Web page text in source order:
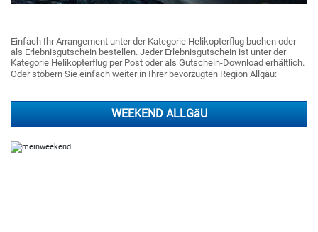
Einfach Ihr Arrangement unter der Kategorie Helikopterflug buchen oder
als Erlebnisgutschein bestellen. Jeder Erlebnisgutschein ist unter der
Kategorie Helikopterflug per Post oder als Gutschein-Download erhältlich.
Oder stöbern Sie einfach weiter in Ihrer bevorzugten Region Allgäu:
WEEKEND ALLGäU